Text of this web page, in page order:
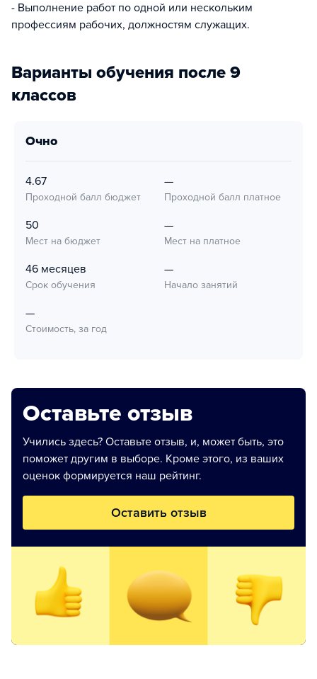
- Выполнение работ по одной или нескольким
профессиям рабочих, должностям служащих.
Варианты обучения после 9
классов
очно
4.67
Проходной балл бюджет
—
Проходной балл платное
50
Мест на бюджет
—
Мест на платное
46 месяцев
Срок обучения
—
Начало занятий
—
Стоимость, за год
Оставьте отзыв
Учились здесь? Оставьте отзыв, и, может быть, это
поможет другим в выборе. Кроме этого, из ваших
оценок формируется наш рейтинг.
Оставить отзыв